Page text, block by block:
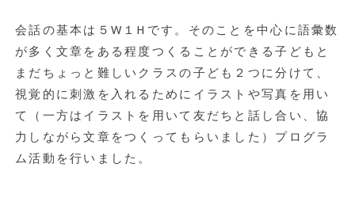
会話の基本は５W１Hです。そのことを中心に語彙数
が多く文章をある程度つくることができる子どもと
まだちょっと難しいクラスの子ども２つに分けて、
視覚的に刺激を入れるためにイラストや写真を用い
て（一方はイラストを用いて友だちと話し合い、協
力しながら文章をつくってもらいました）プログラ
ム活動を行いました。